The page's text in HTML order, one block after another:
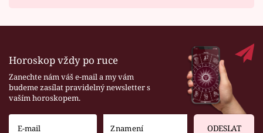
Horoskop vždy po ruce
Zanechte nám váš e-mail a my vám
budeme zasílat pravidelný newsletter s
vaším horoskopem.
ODESLAT